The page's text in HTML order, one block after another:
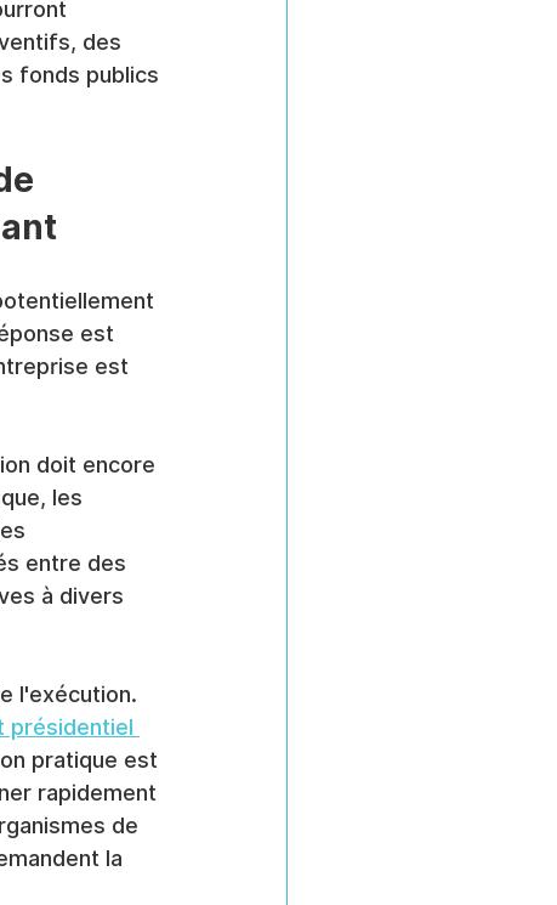
des
fonds publics
est
est
doit encore
les
entre des
à divers
l'exécution.
présidentiel
pratique est
rapidement
de
la